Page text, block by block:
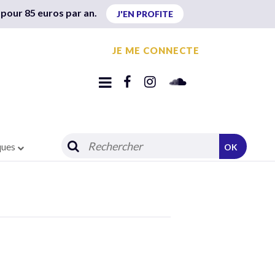
85 euros par an. J'EN PROFITE
JE ME CONNECTE
OK